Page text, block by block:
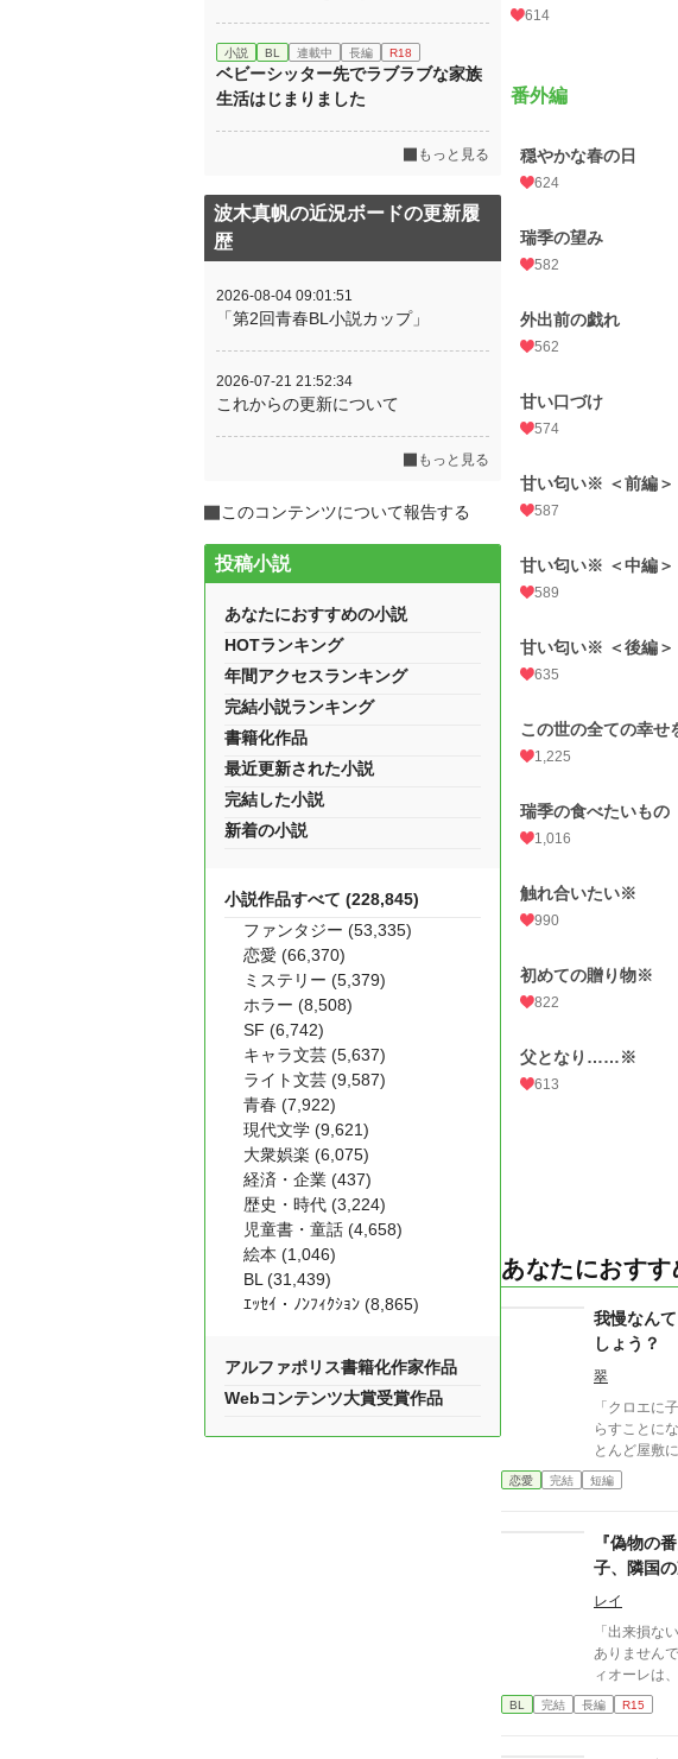
614
番外編
穏やかな春の日
624
瑞季の望み
582
外出前の戯れ
562
甘い口づけ
574
甘い匂い※ ＜前編＞
587
甘い匂い※ ＜中編＞
589
甘い匂い※ ＜後編＞
635
この世の全ての幸せ
1,225
瑞季の食べたいもの
1,016
触れ合いたい※
990
初めての贈り物※
822
父となり……※
613
あなたにおす
我慢なん
しょう？
翠
「クロエに
らすことにな
とんど屋敷
をきっかけ
せることにした。 赤の他人を屋敷に迎
って、面倒でしょう？」
婚も、 この
恋愛 完結 短編
『偽物の
子、隣国
え込まれる
レイ
「出来損な
ありません
ィオーレは
かったこと
追放される
BL 完結 長編 R15
小説 BL 連載中 長編 R18
ベビーシッター先でラブラブな家族
生活はじまりました
もっと見る
波木真帆の近況ボードの更新履
歴
2026-08-04 09:01:51
「第2回青春BL小説カップ」
2026-07-21 21:52:34
これからの更新について
もっと見る
このコンテンツについて報告する
投稿小説
あなたにおすすめの小説
HOTランキング
年間アクセスランキング
完結小説ランキング
書籍化作品
最近更新された小説
完結した小説
新着の小説
小説作品すべて (228,845)
ファンタジー (53,335)
恋愛 (66,370)
ミステリー (5,379)
ホラー (8,508)
SF (6,742)
キャラ文芸 (5,637)
ライト文芸 (9,587)
青春 (7,922)
現代文学 (9,621)
大衆娯楽 (6,075)
経済・企業 (437)
歴史・時代 (3,224)
児童書・童話 (4,658)
絵本 (1,046)
BL (31,439)
ｴｯｾｲ・ﾉﾝﾌｨｸｼｮﾝ (8,865)
アルファポリス書籍化作家作品
Webコンテンツ大賞受賞作品